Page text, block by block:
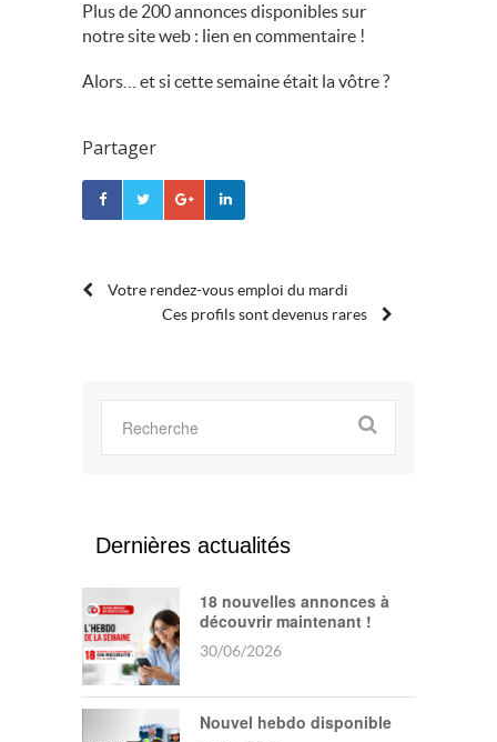
Plus de 200 annonces disponibles sur
notre site web : lien en commentaire !
Alors… et si cette semaine était la vôtre ?
Partager
POST
Votre rendez-vous emploi du mardi
Ces profils sont devenus rares
Dernières actualités
18 nouvelles annonces à
découvrir maintenant !
30/06/2026
Nouvel hebdo disponible